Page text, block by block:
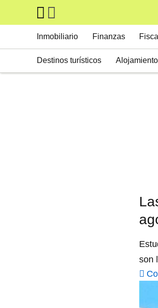
Skip to main content
Inmobiliario Finanzas
Destinos turísticos
son